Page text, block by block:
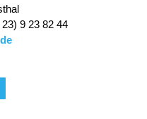
9 23 82 44